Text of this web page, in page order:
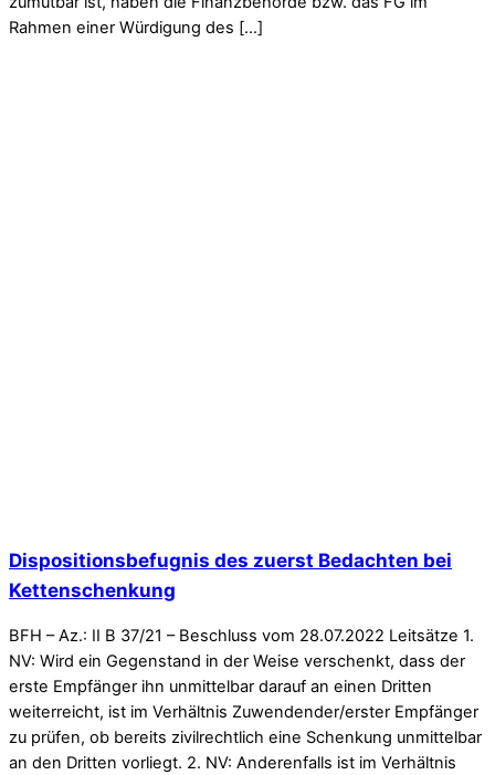
Rahmen einer Würdigung des […]
Dispositionsbefugnis des zuerst Bedachten bei
Kettenschenkung
BFH – Az.: II B 37/21 – Beschluss vom 28.07.2022 Leitsätze 1.
NV: Wird ein Gegenstand in der Weise verschenkt, dass der
erste Empfänger ihn unmittelbar darauf an einen Dritten
weiterreicht, ist im Verhältnis Zuwendender/erster Empfänger
zu prüfen, ob bereits zivilrechtlich eine Schenkung unmittelbar
an den Dritten vorliegt. 2. NV: Anderenfalls ist im Verhältnis